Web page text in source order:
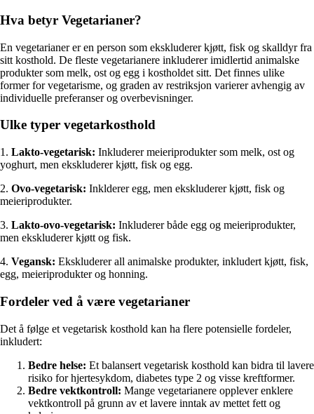
Hva betyr Vegetarianer?
En vegetarianer er en person som ekskluderer kjøtt, fisk og skalldyr fra
sitt kosthold. De fleste vegetarianere inkluderer imidlertid animalske
produkter som melk, ost og egg i kostholdet sitt. Det finnes ulike
former for vegetarisme, og graden av restriksjon varierer avhengig av
individuelle preferanser og overbevisninger.
Ulke typer vegetarkosthold
1. Lakto-vegetarisk: Inkluderer meieriprodukter som melk, ost og
yoghurt, men ekskluderer kjøtt, fisk og egg.
2. Ovo-vegetarisk: Inklderer egg, men ekskluderer kjøtt, fisk og
meieriprodukter.
3. Lakto-ovo-vegetarisk: Inkluderer både egg og meieriprodukter,
men ekskluderer kjøtt og fisk.
4. Vegansk: Ekskluderer all animalske produkter, inkludert kjøtt, fisk,
egg, meieriprodukter og honning.
Fordeler ved å være vegetarianer
Det å følge et vegetarisk kosthold kan ha flere potensielle fordeler,
inkludert:
Bedre helse: Et balansert vegetarisk kosthold kan bidra til lavere
risiko for hjertesykdom, diabetes type 2 og visse kreftformer.
Bedre vektkontroll: Mange vegetarianere opplever enklere
vektkontroll på grunn av et lavere inntak av mettet fett og